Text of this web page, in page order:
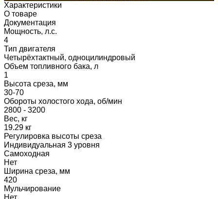
Характеристики
О товаре
Документация
Мощность, л.с.
4
Тип двигателя
Четырёхтактный, одноцилиндровый
Объем топливного бака, л
1
Высота среза, мм
30-70
Обороты холостого хода, об/мин
2800 - 3200
Вес, кг
19.29 кг
Регулировка высоты среза
Индивидуальная 3 уровня
Самоходная
Нет
Ширина среза, мм
420
Мульчирование
Нет